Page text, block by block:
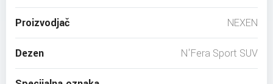
Proizvodjač NEXEN
Dezen N'Fera Sport SUV